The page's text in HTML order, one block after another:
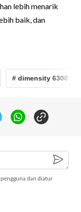
lebih menarik
baik, dan
# dimensity 6300
dan diatur